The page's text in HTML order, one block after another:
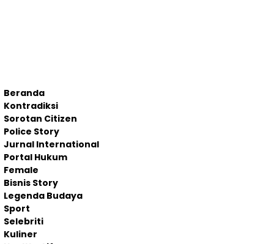
Beranda
Kontradiksi
Sorotan Citizen
Police Story
Jurnal International
Portal Hukum
Female
Bisnis Story
Legenda Budaya
Sport
Selebriti
Kuliner